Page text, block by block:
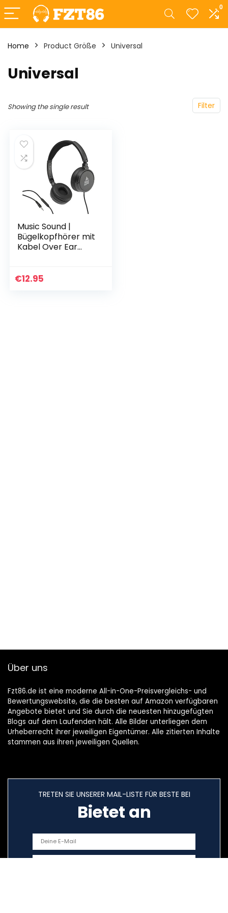
0
Home Product Größe ‎Universal
‎Universal
Filter
Showing the single result
Music Sound |
Bügelkopfhörer mit
Kabel Over Ear
Faltbarer
€12.95
Über uns
Fzt86.de ist eine moderne All-in-One-Preisvergleichs- und
Bewertungswebsite, die die besten auf Amazon verfügbaren
Angebote bietet und Sie durch die neuesten hinzugefügten
Blogs auf dem Laufenden hält. Alle Bilder unterliegen dem
Urheberrecht ihrer jeweiligen Eigentümer. Alle zitierten Inhalte
stammen aus ihren jeweiligen Quellen.
TRETEN SIE UNSERER MAIL-LISTE FÜR BESTE BEI
Bietet an